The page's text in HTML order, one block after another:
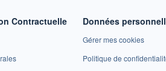
Contractuelle Données
Gérer mes cookies
Politique de